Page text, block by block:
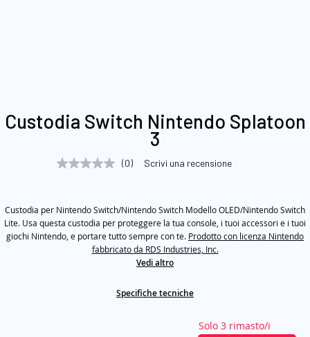
all'inizio
Custodia Switch Nintendo Splatoon
3
Nessuna
alla
pagina.
(0) Scrivi una recensione
Custodia per Nintendo Switch/Nintendo Switch Modello OLED/Nintendo Switch
Lite. Usa questa custodia per proteggere la tua console, i tuoi accessori e i tuoi
giochi Nintendo, e portare tutto sempre con te. Prodotto con licenza Nintendo
fabbricato da RDS Industries, Inc.
Vedi altro
Specifiche tecniche
Solo 3 rimasto/i